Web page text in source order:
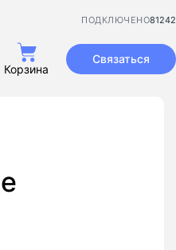
81242
ПОДКЛЮЧЕНО
Корзина
Связаться